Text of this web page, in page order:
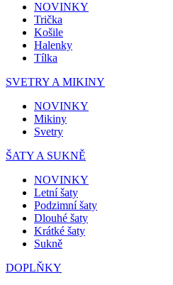
NOVINKY
Trička
Košile
Halenky
Tílka
SVETRY A MIKINY
NOVINKY
Mikiny
Svetry
ŠATY A SUKNĚ
NOVINKY
Letní šaty
Podzimní šaty
Dlouhé šaty
Krátké šaty
Sukně
DOPLŇKY